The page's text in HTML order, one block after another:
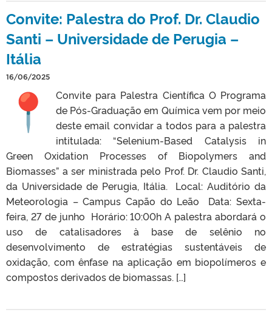
Convite: Palestra do Prof. Dr. Claudio
Santi – Universidade de Perugia –
Itália
16/06/2025
Convite para Palestra Científica O Programa
de Pós-Graduação em Química vem por meio
deste email convidar a todos para a palestra
intitulada: “Selenium-Based Catalysis in
Green Oxidation Processes of Biopolymers and
Biomasses” a ser ministrada pelo Prof. Dr. Claudio Santi,
da Universidade de Perugia, Itália. Local: Auditório da
Meteorologia – Campus Capão do Leão Data: Sexta-
feira, 27 de junho Horário: 10:00h A palestra abordará o
uso de catalisadores à base de selênio no
desenvolvimento de estratégias sustentáveis de
oxidação, com ênfase na aplicação em biopolímeros e
compostos derivados de biomassas. […]